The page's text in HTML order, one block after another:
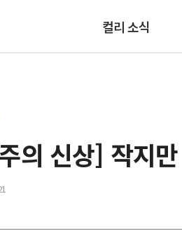
컬리 소식
의 신상] 작지